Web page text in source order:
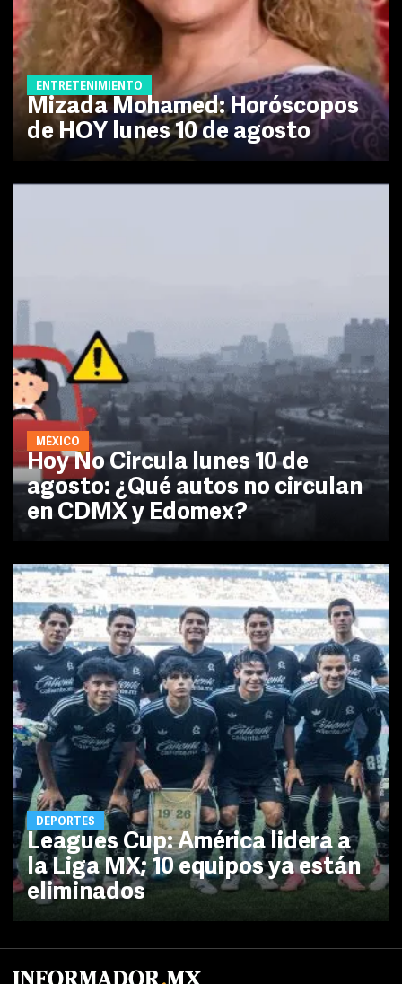
ENTRETENIMIENTO
Mizada Mohamed: Horóscopos
de HOY lunes 10 de agosto
MÉXICO
Hoy No Circula lunes 10 de
agosto: ¿Qué autos no circulan
en CDMX y Edomex?
DEPORTES
Leagues Cup: América lidera a
la Liga MX; 10 equipos ya están
eliminados